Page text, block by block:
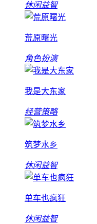
休闲益智
荒原曙光
角色扮演
我是大东家
经营策略
筑梦水乡
休闲益智
单车也疯狂
休闲益智